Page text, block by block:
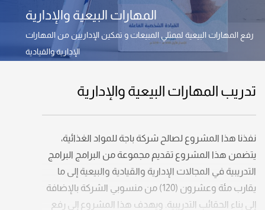
المهارات البيعية والإدارية
رفع المهارات البيعية لممثلي المبيعات و تمكين الإداريين من المهارات
الإدارية والقيادية
تدريب المهارات البيعية والإدارية
نفذنا هذا المشروع لصالح شركة باجة للمواد الغذائية،
يتضمن هذا المشروع تقديم مجموعة من البرامج البرامج
التدريبية في المجالات الإدارية والقيادية والبيعية إلى ما
يقارب مئة وعشرون (120) من منسوبي الشركة بالإضافة
إلى بناء الحقائب التدريبية. ويهدف هذا المشروع إلى رفع